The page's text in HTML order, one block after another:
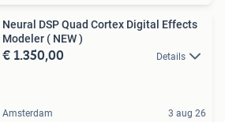
Neural DSP Quad Cortex Digital Effects
Modeler ( NEW )
€ 1.350,00 Details
Amsterdam 3 aug 26